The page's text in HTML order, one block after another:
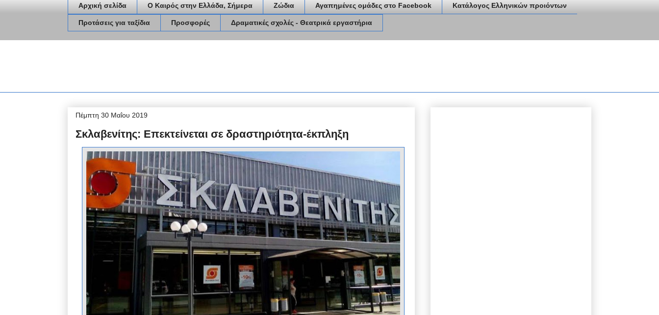
Αρχική σελίδα Ο Καιρός στην Ελλάδα, Σήμερα Ζώδια Αγαπημένες ομάδες στο Facebook Κατάλογος Ελληνικών προιόντων
Προτάσεις για ταξίδια Προσφορές Δραματικές σχολές - Θεατρικά εργαστήρια
Πέμπτη 30 Μαΐου 2019
Σκλαβενίτης: Επεκτείνεται σε δραστηριότητα-έκπληξη